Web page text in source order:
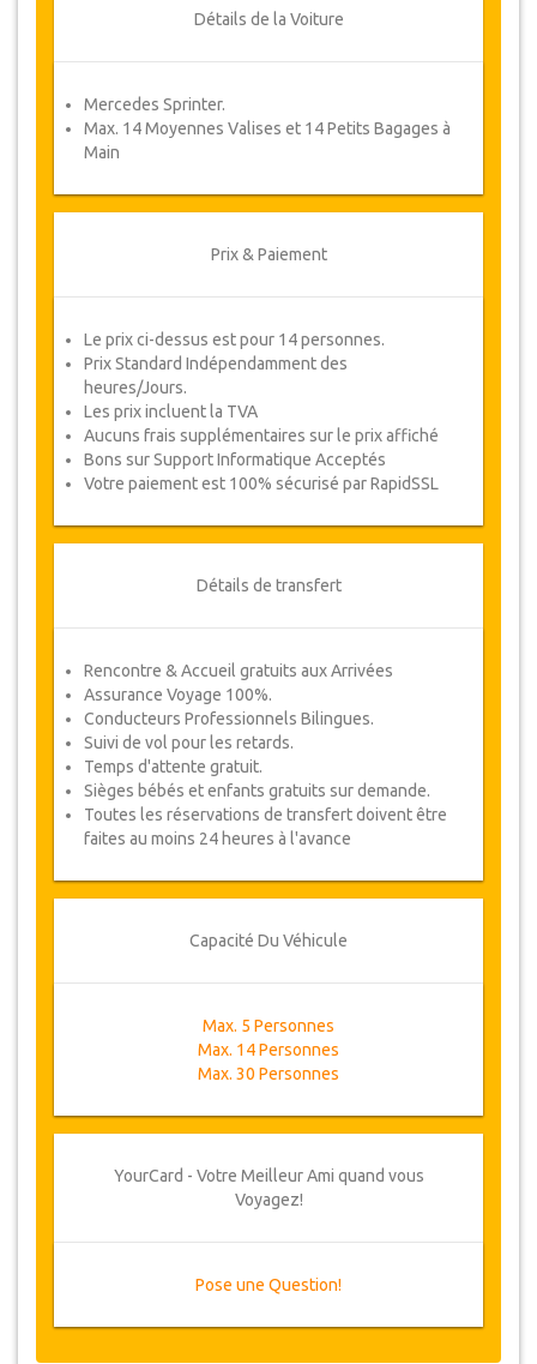
ou un remboursement complet.
Une fois votre paiement effectué, vous serez
redirigé vers détails YourCard pour entrer vos
votre Coupon de service automatiquement.
Détails de la Voiture
Mercedes Sprinter.
Max. 14 Moyennes Valises et 14 Petits Bagages à
Main
Prix & Paiement
Le prix ci-dessus est pour 14 personnes.
Prix Standard Indépendamment des
heures/Jours.
Les prix incluent la TVA
Aucuns frais supplémentaires sur le prix affiché
Bons sur Support Informatique Acceptés
Votre paiement est 100% sécurisé par RapidSSL
Détails de transfert
Rencontre & Accueil gratuits aux Arrivées
Assurance Voyage 100%.
Conducteurs Professionnels Bilingues.
Suivi de vol pour les retards.
Temps d'attente gratuit.
Sièges bébés et enfants gratuits sur demande.
Toutes les réservations de transfert doivent être
faites au moins 24 heures à l'avance
Capacité Du Véhicule
Max. 5 Personnes
Max. 14 Personnes
Max. 30 Personnes
YourCard - Votre Meilleur Ami quand vous
Voyagez!
Pose une Question!